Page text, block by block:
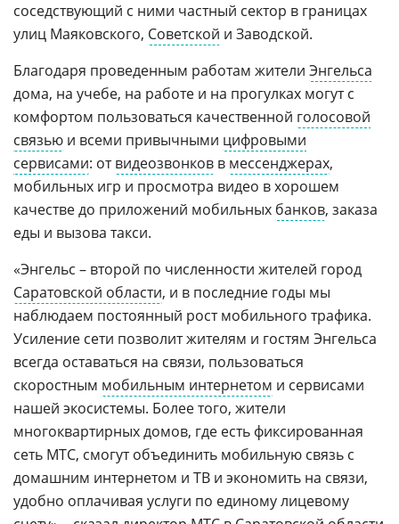
соседствующий с ними частный сектор в границах
улиц Маяковского, Советской и Заводской.
Благодаря проведенным работам жители Энгельса
дома, на учебе, на работе и на прогулках могут с
комфортом пользоваться качественной голосовой
связью и всеми привычными цифровыми
сервисами: отвидеозвонков в мессенджерах,
мобильных игр и просмотра видео в хорошем
качестве до приложений мобильных банков, заказа
еды и вызова такси.
«Энгельс – второй по численности жителей город
Саратовской области, и в последние годы мы
наблюдаем постоянный рост мобильного трафика.
Усиление сети позволит жителям и гостям Энгельса
всегда оставаться на связи, пользоваться
скоростным мобильным интернетом и сервисами
нашей экосистемы. Более того, жители
многоквартирных домов, где есть фиксированная
сеть МТС, смогут объединить мобильную связь с
домашним интернетом и ТВ и экономить на связи,
удобно оплачивая услуги по единому лицевому